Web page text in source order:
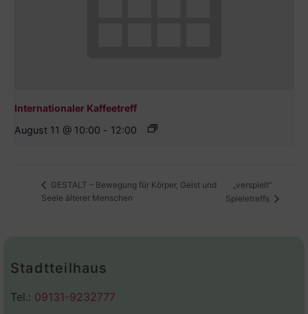
Internationaler Kaffeetreff
August 11 @ 10:00 - 12:00
GESTALT – Bewegung für Körper, Geist und
Seele älterer Menschen
„verspielt“
Spieletreffs
Stadtteilhaus
Tel.: 09131-9232777